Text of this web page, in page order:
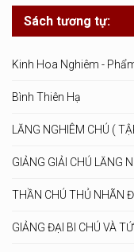
Sách tương tự:
Kinh Hoa Nghiêm -
Bình Thiên Hạ
LĂNG NGHIÊM CHÚ (
GIẢNG GIẢI CHÚ LĂNG
THẦN CHÚ THỦ NHÃN
GIẢNG ĐẠI BI CHÚ VÀ